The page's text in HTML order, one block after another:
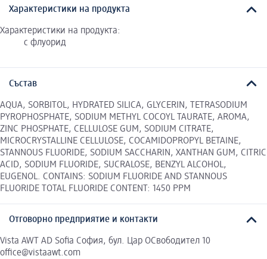
Характеристики на продукта
Характеристики на продукта:
с флуорид
Състав
AQUA, SORBITOL, HYDRATED SILICA, GLYCERIN, TETRASODIUM
PYROPHOSPHATE, SODIUM METHYL COCOYL TAURATE, AROMA,
ZINC PHOSPHATE, CELLULOSE GUM, SODIUM CITRATE,
MICROCRYSTALLINE CELLULOSE, COCAMIDOPROPYL BETAINE,
STANNOUS FLUORIDE, SODIUM SACCHARIN, XANTHAN GUM, CITRIC
ACID, SODIUM FLUORIDE, SUCRALOSE, BENZYL ALCOHOL,
EUGENOL. CONTAINS: SODIUM FLUORIDE AND STANNOUS
FLUORIDE TOTAL FLUORIDE CONTENT: 1450 PPM
Отговорно предприятие и контакти
Vista AWT AD Sofia София, бул. Цар ОСвободител 10
office@vistaawt.com